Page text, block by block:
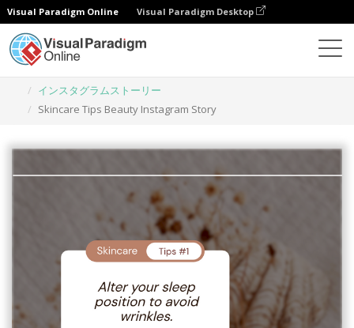
Visual Paradigm Online Visual Paradigm Desktop
インスタグラムストーリー
Skincare Tips Beauty Instagram Story